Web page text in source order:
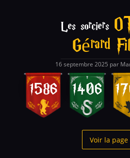
Les sorciers
Gérard
16 septembre 2025 par
1586 1406
Voir la page